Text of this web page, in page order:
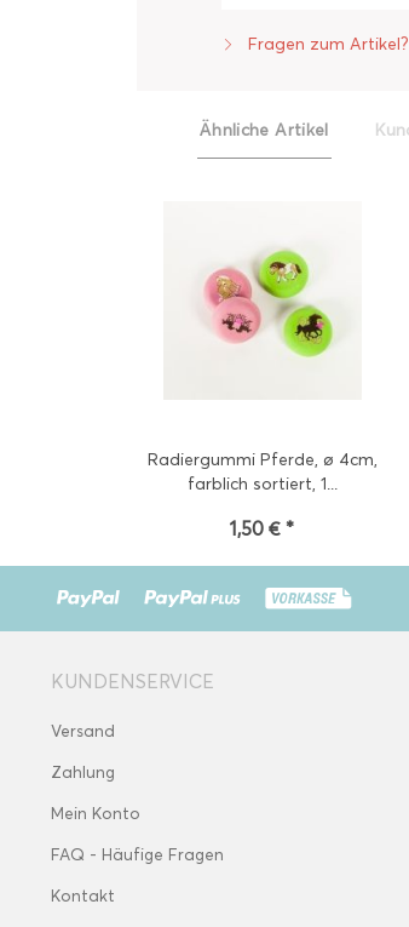
Fragen zum Artikel?
Ähnliche Artikel
Radiergummi Pferde, ø 4cm,
farblich sortiert, 1...
1,50 € *
KUNDENSERVICE
Versand
Zahlung
Mein Konto
FAQ - Häufige Fragen
Kontakt